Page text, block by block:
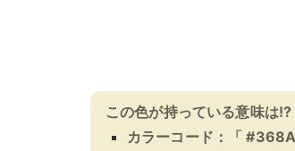
この色が持っている意味は!?
カラーコード：「